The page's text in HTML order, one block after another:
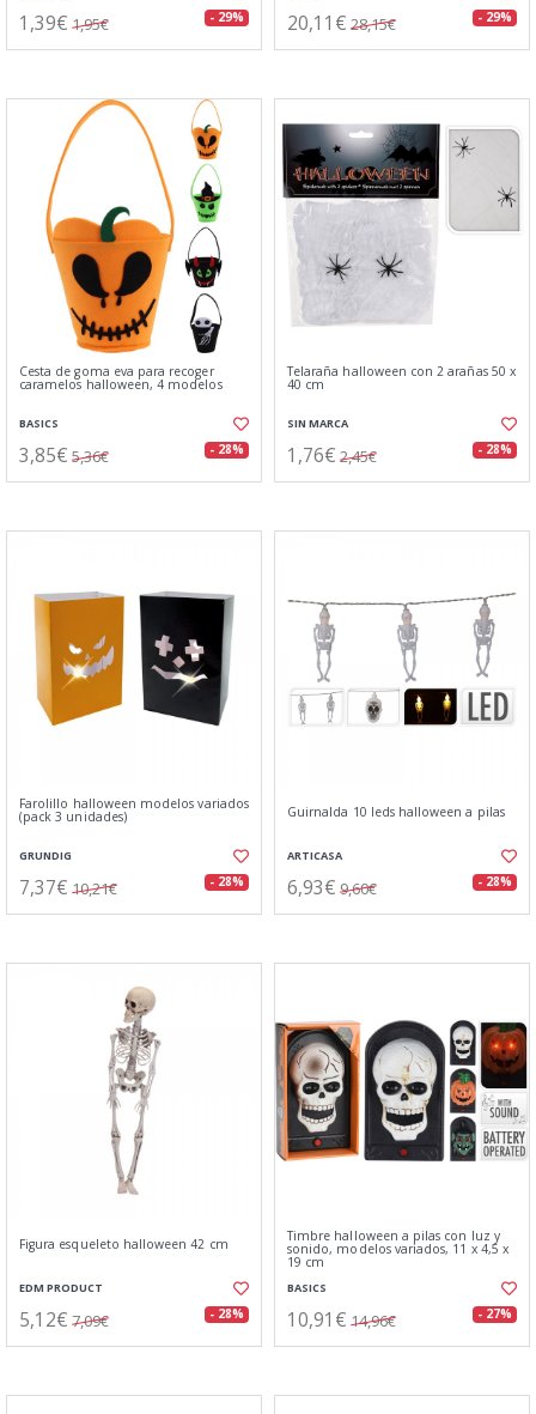
1,39€ 1,95€ - 29% 20,11€ 28,15€ - 29%
Cesta de goma eva para recoger
caramelos halloween, 4 modelos
BASICS
3,85€ 5,36€ - 28%
Telaraña halloween con 2 arañas 50 x
40 cm
SIN MARCA
1,76€ 2,45€ - 28%
Farolillo halloween modelos variados
(pack 3 unidades)
GRUNDIG
7,37€ 10,21€ - 28%
Guirnalda 10 leds halloween a pilas
ARTICASA
6,93€ 9,60€ - 28%
Figura esqueleto halloween 42 cm
EDM PRODUCT
5,12€ 7,09€ - 28%
Timbre halloween a pilas con luz y
sonido, modelos variados, 11 x 4,5 x
19 cm
BASICS
10,91€ 14,96€ - 27%